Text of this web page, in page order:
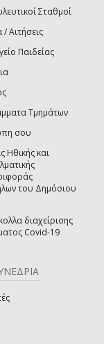
Σταθμοί
Αιτήσεις
Παιδείας
Τμημάτων
σου
Ηθικής και
του Δημόσιου
διαχείρισης
Covid-19